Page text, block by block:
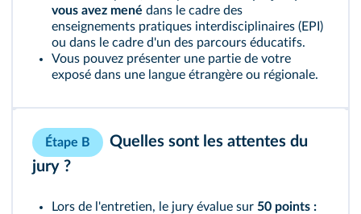
vous avez mené dans le cadre des
enseignements pratiques interdisciplinaires (EPI)
ou dans le cadre d'un des parcours éducatifs.
Vous pouvez présenter une partie de votre
exposé dans une langue étrangère ou régionale.
Étape B
Quelles sont les attentes du
jury ?
Lors de l'entretien, le jury évalue sur 50 points :